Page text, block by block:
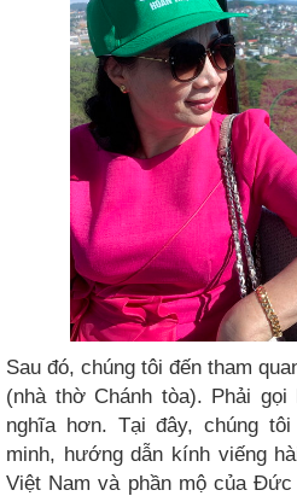
Sau đó, chúng tôi đến tham
(nhà thờ Chánh tòa). Phải
nghĩa hơn. Tại đây, chúng
minh, hướng dẫn kính viếng
Việt Nam và phần mộ của